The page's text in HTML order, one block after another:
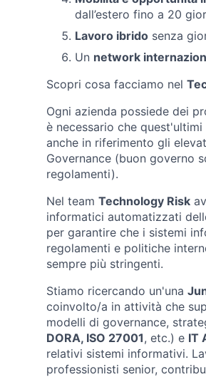
dall’estero fino a 20
Lavoro ibrido senza
Un network
Scopri cosa facciamo nel
Ogni azienda possiede dei
è necessario che
anche in riferimento gli
Governance (buon governo
regolamenti).
Nel team Technology Risk
informatici automatizzati
per garantire che i sistemi
regolamenti e politiche
sempre più stringenti.
Stiamo ricercando un'una
coinvolto/a in attività che
modelli di governance,
DORA, ISO 27001, etc.) e IT
relativi sistemi informativi.
professionisti senior,